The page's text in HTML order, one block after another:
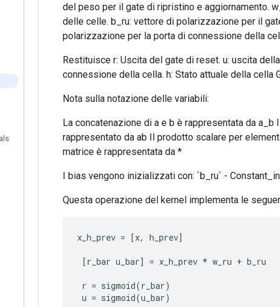
del peso per il gate di ripristino e aggiornamento.
delle celle. b_ru: vettore di polarizzazione per il
polarizzazione per la porta di connessione della
Restituisce r: Uscita del gate di reset. u: uscita
connessione della cella. h: Stato attuale della cella
Nota sulla notazione delle variabili:
La concatenazione di a e b è rappresentata da
rappresentato da ab Il prodotto scalare per
matrice è rappresentata da *
I bias vengono inizializzati con: `b_ru` -
Questa operazione del kernel implementa le
x_h_prev = [x, h_prev]
[r_bar u_bar] = x_h_prev * w_ru + b_ru
r = sigmoid(r_bar)
u = sigmoid(u_bar)